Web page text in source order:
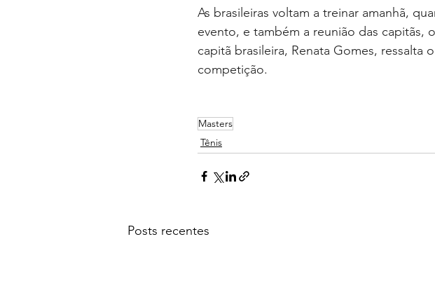
As brasileiras voltam a treinar amanhã,
evento, e também a reunião das
capitã brasileira, Renata Gomes, ressalta
competição.
Masters
Tênis
Posts recentes